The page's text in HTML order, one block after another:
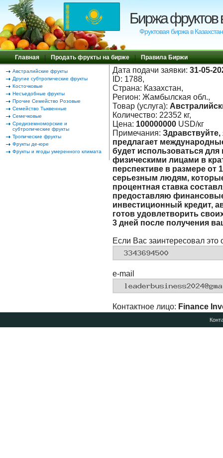
Биржа фруктов
Фруктовая биржа в
Главная | Продать фрукты на бирже | Правила Биржи
Австралийские фрукты
Другие субтропические фрукты
Косточковые
Несъедобные фрукты
Прочие Семейство Розовые
Семейство Тыквенные
Семечковые
Средиземноморские и
субтропические фрукты
Тропические фрукты
Фрукты де-юре
Фрукты и ягоды умеренного климата
Дата подачи заявки: 31-05-
ID: 1788,
Страна: Казахстан,
Регион: Жамбылская обл.,
Товар (услуга):
Количество: 22352 кг,
Цена: 100000000 USD/кг
Примечания:
предлагает
будет использоваться
физическими лицами в
перспективе в размере от
серьезным людям,
процентная ставка
предоставляю
инвестиционный кредит,
готов удовлетворить
3 дней после получения
Если Вас заинтересовал это
e-mail
Контактное лицо: Finance